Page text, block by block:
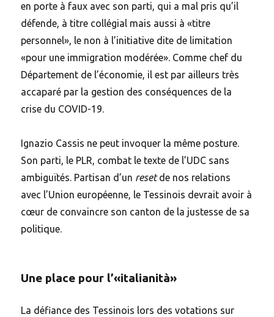
en porte à faux avec son parti, qui a mal pris qu’il
défende, à titre collégial mais aussi à «titre
personnel», le non à l’initiative dite de limitation
«pour une immigration modérée». Comme chef du
Département de l’économie, il est par ailleurs très
accaparé par la gestion des conséquences de la
crise du COVID-19.
Ignazio Cassis ne peut invoquer la même posture.
Son parti, le PLR, combat le texte de l’UDC sans
ambiguïtés. Partisan d’un resetde nos relations
avec l’Union européenne, le Tessinois devrait avoir à
cœur de convaincre son canton de la justesse de sa
politique.
Une place pour l’«italianità»
La défiance des Tessinois lors des votations sur